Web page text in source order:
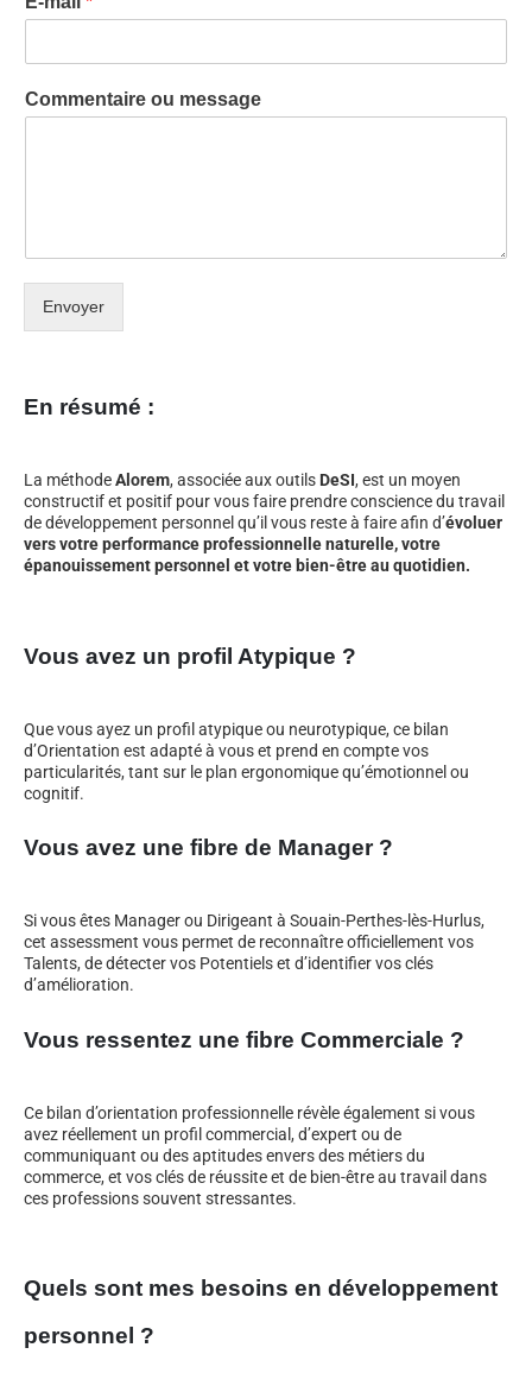
Commentaire ou message
Envoyer
En résumé :
La méthodeAlorem, associée aux outils DeSI, est un moyen
constructif et positif pour vous faire prendre conscience du travail
de développement personnel qu’il vous reste à faire afin d’évoluer
vers votre performance professionnelle naturelle, votre
épanouissement personnel et votre bien-être au quotidien.
Vous avez un profil Atypique ?
Que vous ayez un profil atypique ou neurotypique, ce bilan
d’Orientation est adapté à vous et prend en compte vos
particularités, tant sur le plan ergonomique qu’émotionnel ou
cognitif.
Vous avez une fibre de Manager ?
Si vous êtes Manager ou Dirigeant à Souain-Perthes-lès-Hurlus,
cet assessment vous permet de reconnaître officiellement vos
Talents, de détecter vos Potentiels et d’identifier vos clés
d’amélioration.
Vous ressentez une fibre Commerciale ?
Ce bilan d’orientation professionnelle révèle également si vous
avez réellement un profil commercial, d’expert ou de
communiquant ou des aptitudes envers des métiers du
commerce, et vos clés de réussite et de bien-être au travail dans
ces professions souvent stressantes.
Quels sont mes besoins en développement
personnel ?